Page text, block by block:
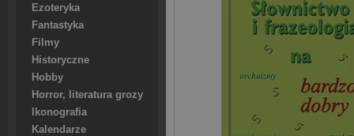
Ezoteryka
Fantastyka
Filmy
Historyczne
Hobby
Horror, literatura grozy
Ikonografia
Kalendarze